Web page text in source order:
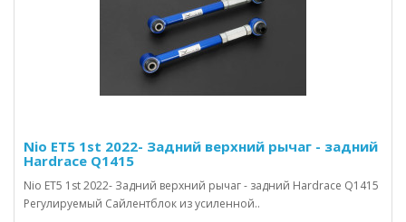
Nio ET5 1st 2022- Задний верхний рычаг - задний
Hardrace Q1415
Nio ET5 1st 2022- Задний верхний рычаг - задний Hardrace Q1415
Регулируемый Сайлентблок из усиленной..